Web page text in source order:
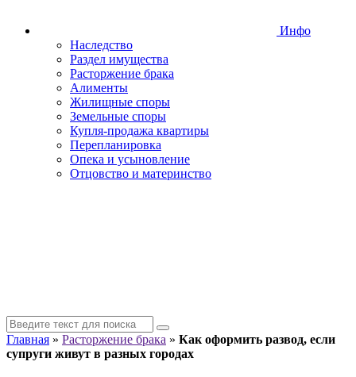
Инфо
Наследство
Раздел имущества
Расторжение брака
Алименты
Жилищные споры
Земельные споры
Купля-продажа квартиры
Перепланировка
Опека и усыновление
Отцовство и материнство
Главная » Расторжение брака » Как оформить развод, если
супруги живут в разных городах